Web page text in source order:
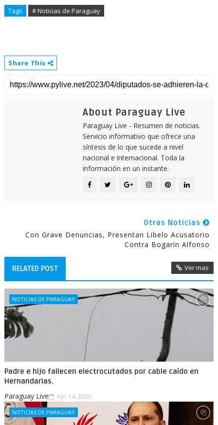
Tags # Noticias de Paraguay
Share This
About Paraguay Live
Paraguay Live - Resumen de noticias.
Servicio informativo que ofrece una
síntesis de lo que sucede a nivel
nacional e internacional. Toda la
información en un instante.
Otras Noticias
Con Grave Denuncias, Presentan Libelo Acusatorio
Contra Bogarín Alfonso
RELATED POST Ver mas
NOTICIAS DE PARAGUAY
Padre e hijo fallecen electrocutados por cable caído en
Hernandarias.
Paraguay Live Apr 14, 2025
NOTICIAS DE PARAGUAY